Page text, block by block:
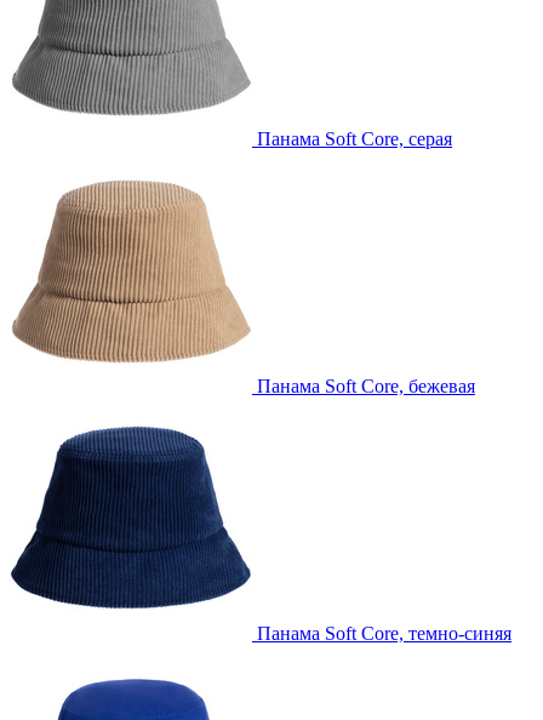
Панама Soft Core, серая
Панама Soft Core, бежевая
Панама Soft Core, темно-синяя